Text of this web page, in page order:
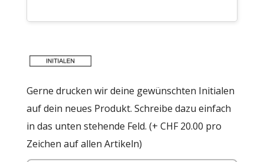
Gerne drucken wir deine gewünschten Initialen
auf dein neues Produkt. Schreibe dazu einfach
in das unten stehende Feld. (+ CHF 20.00 pro
Zeichen auf allen Artikeln)